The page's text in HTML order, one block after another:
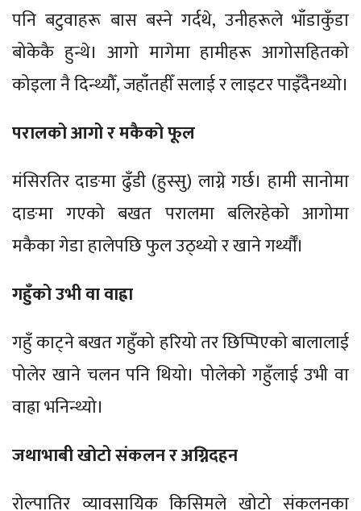
पनि बटुवाहरू बास बस्ने गर्दथे, उनीहरूले भाँडाकुँडा
बोकेकै हुन्थे। आगो मागेमा हामीहरू आगोसहितको
कोइला नै दिन्थ्यौँ, जहाँतहीँ सलाई र लाइटर पाइँदैनथ्यो।
परालको आगो र मकैको फूल
मंसिरतिर दाङमा ढुँडी (हुस्सु) लाग्ने गर्छ। हामी सानोमा
दाङमा गएको बखत परालमा बलिरहेको आगोमा
मकैका गेडा हालेपछि फुल उठ्थ्यो र खाने गर्थ्यौँ।
गहुँको उभी वा वाह्रा
गहुँ काट्ने बखत गहुँको हरियो तर छिप्पिएको बालालाई
पोलेर खाने चलन पनि थियो। पोलेको गहुँलाई उभी वा
वाह्रा भनिन्थ्यो।
जथाभाबी खोटो संकलन र अग्निदहन
रोल्पातिर व्यावसायिक किसिमले खोटो संकलनका